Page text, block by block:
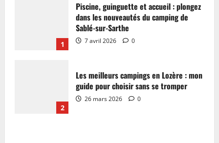
1
Piscine, guinguette et accueil : plongez
dans les nouveautés du camping de
Sablé-sur-Sarthe
7 avril 2026 0
2
Les meilleurs campings en Lozère : mon
guide pour choisir sans se tromper
26 mars 2026 0